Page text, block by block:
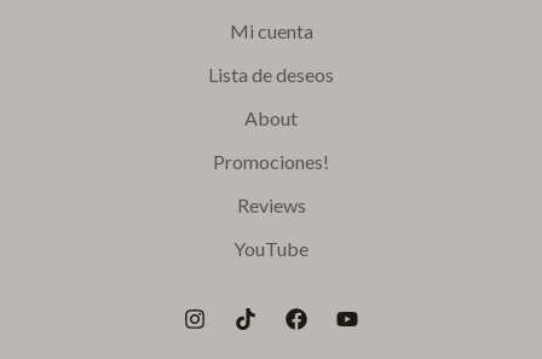
Mi cuenta
Lista de deseos
About
Promociones!
Reviews
YouTube